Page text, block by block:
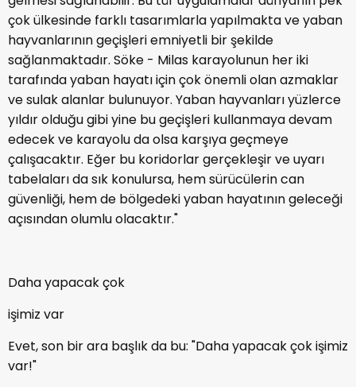
çok ülkesinde farklı tasarımlarla yapılmakta ve yaban
hayvanlarının geçişleri emniyetli bir şekilde
sağlanmaktadır. Söke - Milas karayolunun her iki
tarafında yaban hayatı için çok önemli olan azmaklar
ve sulak alanlar bulunuyor. Yaban hayvanları yüzlerce
yıldır olduğu gibi yine bu geçişleri kullanmaya devam
edecek ve karayolu da olsa karşıya geçmeye
çalışacaktır. Eğer bu koridorlar gerçekleşir ve uyarı
tabelaları da sık konulursa, hem sürücülerin can
güvenliği, hem de bölgedeki yaban hayatının geleceği
açısından olumlu olacaktır."
Daha yapacak çok
işimiz var
Evet, son bir ara başlık da bu: "Daha yapacak çok işimiz
var!"